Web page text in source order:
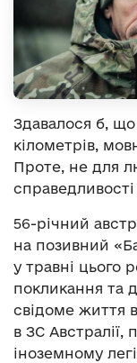
Здавалося б,
кілометрів,
Проте, не для
56-річний
на позивний
у травні цього
покликання та
свідоме життя
в ЗС Австралії,
іноземному